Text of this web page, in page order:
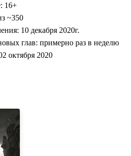
16+
~350
10 декабря 2020г.
глав: примерно раз в неделю
октября 2020